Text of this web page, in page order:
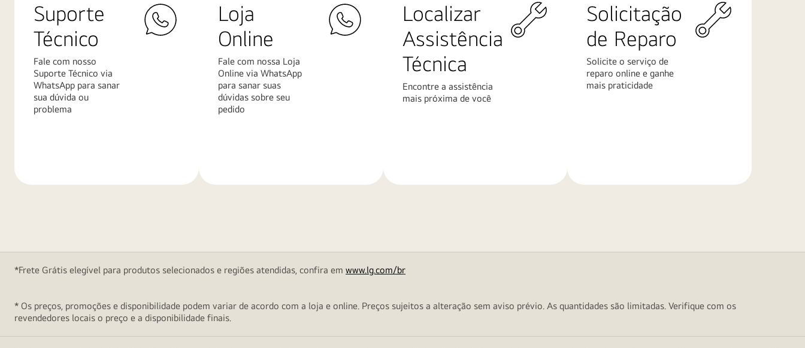
Suporte
Técnico
Fale com nosso
Suporte Técnico via
WhatsApp para sanar
sua dúvida ou
problema
Loja
Online
Fale com nossa Loja
Online via WhatsApp
para sanar suas
dúvidas sobre seu
pedido
Localizar
Assistência
Técnica
Encontre a assistência
mais próxima de você
Solicitação
de Reparo
Solicite o serviço de
reparo online e ganhe
mais praticidade
*Frete Grátis elegível para produtos selecionados e regiões atendidas, confira em www.lg.com/br
* Os preços, promoções e disponibilidade podem variar de acordo com a loja e online. Preços sujeitos a alteração sem aviso prévio. As quantidades são limitadas. Verifique com os
revendedores locais o preço e a disponibilidade finais.